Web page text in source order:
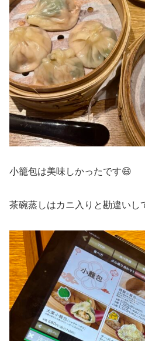
小籠包は美味しかったです😄
茶碗蒸しはカニ入りと勘違い